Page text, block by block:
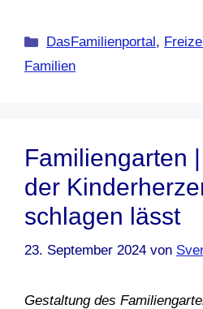
Kategorien
DasFamilienportal ,
Familien
Familiengarten
der
schlagen lässt
23. September 2024 von
Gestaltung des